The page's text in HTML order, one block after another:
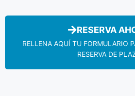
RESERVA
RELLENA AQUÍ TU FORMULARIO
RESERVA DE